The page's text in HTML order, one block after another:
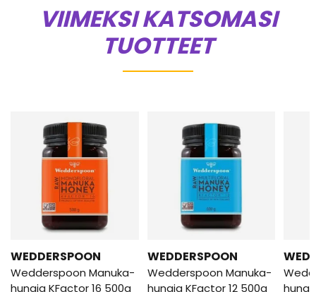
VIIMEKSI KATSOMASI
TUOTTEET
WEDDERSPOON
Wedderspoon Manuka-
hunaja KFactor 16 500g
WEDDERSPOON
Wedderspoon Manuka-
hunaja KFactor 12 500g